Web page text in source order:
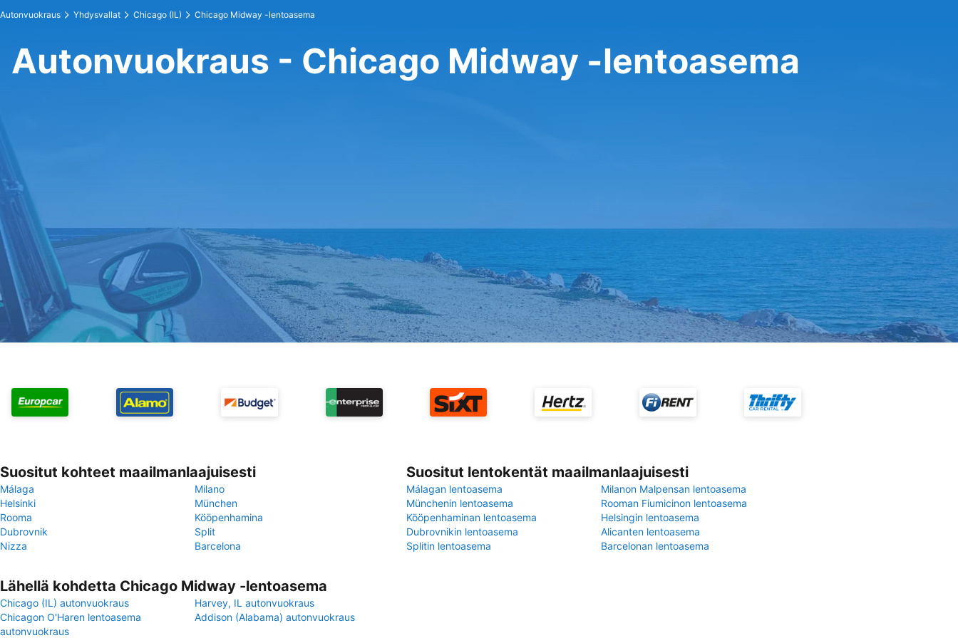
Autonvuokraus Yhdysvallat Chicago (IL) Chicago Midway -lentoasema
Autonvuokraus - Chicago Midway -lentoasema
Suositut kohteet maailmanlaajuisesti
Málaga
Milano
Helsinki
München
Rooma
Kööpenhamina
Dubrovnik
Split
Nizza
Barcelona
Suositut lentokentät maailmanlaajuisesti
Málagan lentoasema
Milanon Malpensan lentoasema
Münchenin lentoasema
Rooman Fiumicinon lentoasema
Kööpenhaminan lentoasema
Helsingin lentoasema
Dubrovnikin lentoasema
Alicanten lentoasema
Splitin lentoasema
Barcelonan lentoasema
Lähellä kohdetta Chicago Midway -lentoasema
Chicago (IL) autonvuokraus
Harvey, IL autonvuokraus
Chicagon O'Haren lentoasema
autonvuokraus
Addison (Alabama) autonvuokraus